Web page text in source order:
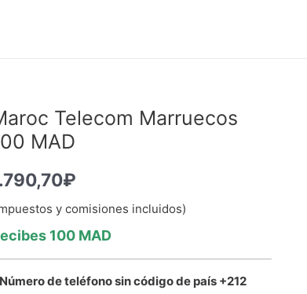
Telecom Marruecos
MAD
₽
y comisiones incluidos)
100 MAD
Número de teléfono sin código de país +212